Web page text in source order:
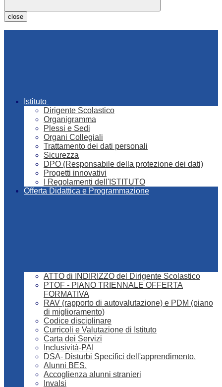
close
Istituto
Dirigente Scolastico
Organigramma
Plessi e Sedi
Organi Collegiali
Trattamento dei dati personali
Sicurezza
DPO (Responsabile della protezione dei dati)
Progetti innovativi
I Regolamenti dell'ISTITUTO
Offerta Didattica e Programmazione
ATTO di INDIRIZZO del Dirigente Scolastico
PTOF - PIANO TRIENNALE OFFERTA
FORMATIVA
RAV (rapporto di autovalutazione) e PDM (piano
di miglioramento)
Codice disciplinare
Curricoli e Valutazione di Istituto
Carta dei Servizi
Inclusività-PAI
DSA- Disturbi Specifici dell'apprendimento.
Alunni BES.
Accoglienza alunni stranieri
Invalsi